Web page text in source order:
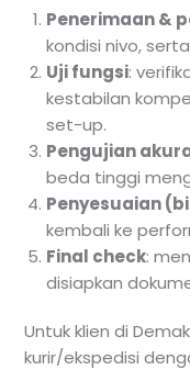
Penerimaan &
kondisi nivo,
Uji fungsi:
kestabilan
set-up.
Pengujian
beda tinggi
Penyesuaian
kembali ke
Final check:
disiapkan
Untuk klien di
kurir/ekspedisi